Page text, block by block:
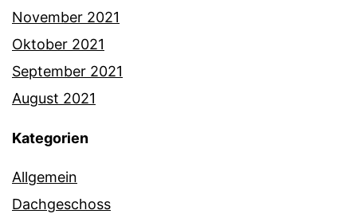
November 2021
Oktober 2021
September 2021
August 2021
Kategorien
Allgemein
Dachgeschoss